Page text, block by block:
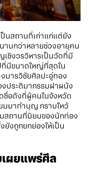
นสถานที่เก่าแก่แต่ยัง
านกว่าหลายช่วงอายุคน
ชิงวรวิหารเป็นวัดที่มี
ที่มีขนาดใหญ่ที่สุดใน
มารวิชัยศิลปะอู่ทอง
ประติมากรรมฝาผนัง
ชื่อดังที่ผู้คนในจังหวัด
มมาทำบุญ กราบไหว้
สถานที่นิยมของนักท่อง
ยังถูกยกย่องให้เป็น
ผยแพร่ศีล